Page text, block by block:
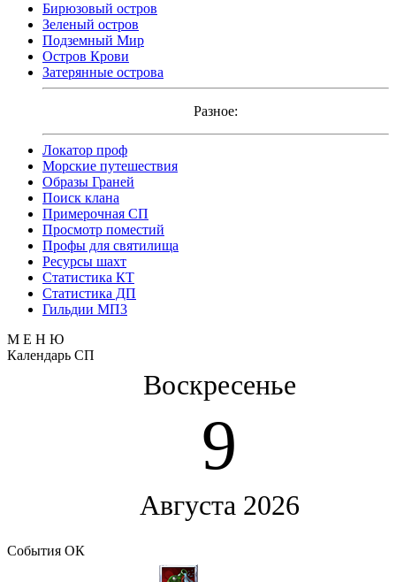
Бирюзовый остров
Зеленый остров
Подземный Мир
Остров Крови
Затерянные острова
Разное:
Локатор проф
Морские путешествия
Образы Граней
Поиск клана
Примерочная СП
Просмотр поместий
Профы для святилища
Ресурсы шахт
Статистика КТ
Статистика ДП
Гильдии МП3
М Е Н Ю
Календарь СП
Воскресенье
9
Августа 2026
События ОК